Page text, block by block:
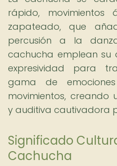
rápido,
zapateado, que
percusión a la
cachucha emplean su
expresividad para
gama de
movimientos, creando
y auditiva cautivadora
Significado
Cachucha